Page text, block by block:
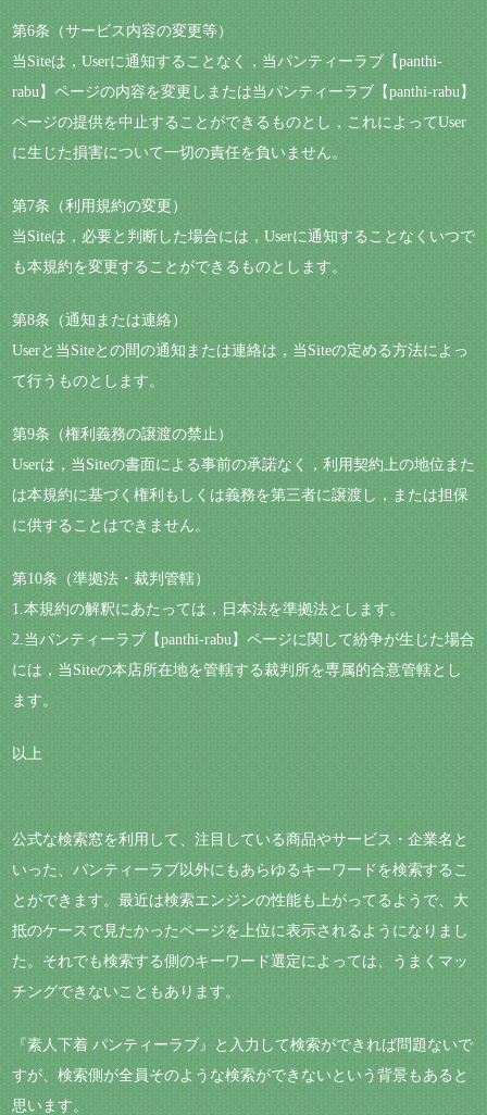
第6条（サービス内容の変更等）
当Siteは，Userに通知することなく，当パンティーラブ【panthi-
rabu】ページの内容を変更しまたは当パンティーラブ【panthi-rabu】
ページの提供を中止することができるものとし，これによってUser
に生じた損害について一切の責任を負いません。
第7条（利用規約の変更）
当Siteは，必要と判断した場合には，Userに通知することなくいつで
も本規約を変更することができるものとします。
第8条（通知または連絡）
Userと当Siteとの間の通知または連絡は，当Siteの定める方法によっ
て行うものとします。
第9条（権利義務の譲渡の禁止）
Userは，当Siteの書面による事前の承諾なく，利用契約上の地位また
は本規約に基づく権利もしくは義務を第三者に譲渡し，または担保
に供することはできません。
第10条（準拠法・裁判管轄）
1.本規約の解釈にあたっては，日本法を準拠法とします。
2.当パンティーラブ【panthi-rabu】ページに関して紛争が生じた場合
には，当Siteの本店所在地を管轄する裁判所を専属的合意管轄とし
ます。
以上
公式な検索窓を利用して、注目している商品やサービス・企業名と
いった、パンティーラブ以外にもあらゆるキーワードを検索するこ
とができます。最近は検索エンジンの性能も上がってるようで、大
抵のケースで見たかったページを上位に表示されるようになりまし
た。それでも検索する側のキーワード選定によっては、うまくマッ
チングできないこともあります。
『素人下着 パンティーラブ』と入力して検索ができれば問題ないで
すが、検索側が全員そのような検索ができないという背景もあると
思います。